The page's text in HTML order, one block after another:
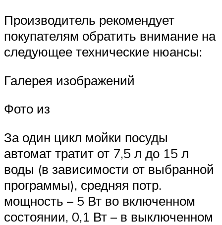
Производитель рекомендует
покупателям обратить внимание на
следующее технические нюансы:
Галерея изображений
Фото из
За один цикл мойки посуды
автомат тратит от 7,5 л до 15 л
воды (в зависимости от выбранной
программы), средняя потр.
мощность – 5 Вт во включенном
состоянии, 0,1 Вт – в выключенном